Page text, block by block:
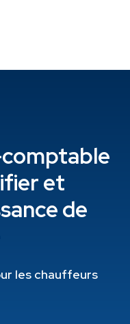
comptable
et
de
les chauffeurs